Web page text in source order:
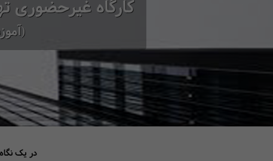
کارگاه غیرحضوری
در یک نگاه